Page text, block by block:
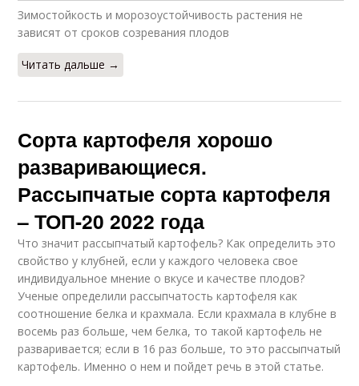
Зимостойкость и морозоустойчивость растения не
зависят от сроков созревания плодов
Читать дальше →
Сорта картофеля хорошо
разваривающиеся.
Рассыпчатые сорта картофеля
– ТОП-20 2022 года
Что значит рассыпчатый картофель? Как определить это
свойство у клубней, если у каждого человека свое
индивидуальное мнение о вкусе и качестве плодов?
Ученые определили рассыпчатость картофеля как
соотношение белка и крахмала. Если крахмала в клубне в
восемь раз больше, чем белка, то такой картофель не
разваривается; если в 16 раз больше, то это рассыпчатый
картофель. Именно о нем и пойдет речь в этой статье.